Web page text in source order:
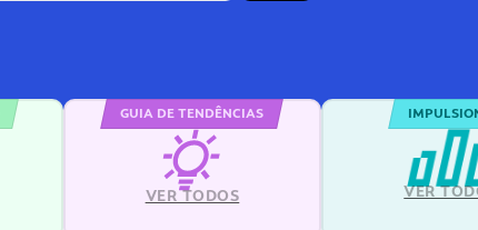
GUIA DE TENDÊNCIAS
VER TODOS VER